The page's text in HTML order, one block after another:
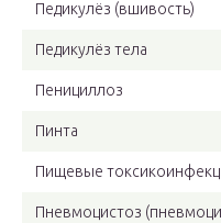
Педикулёз (вшивость)
Педикулёз тела
Пенициллоз
Пинта
Пищевые
Пневмоцистоз